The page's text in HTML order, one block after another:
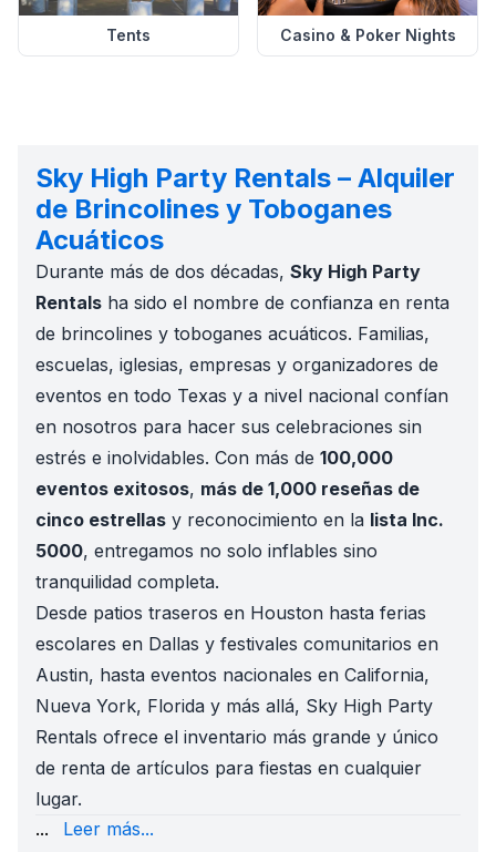
Tents Casino & Poker Nights
Sky High Party Rentals – Alquiler
de Brincolines y Toboganes
Acuáticos
Durante más de dos décadas, Sky High Party
Rentals ha sido el nombre de confianza en renta
de brincolines y toboganes acuáticos. Familias,
escuelas, iglesias, empresas y organizadores de
eventos en todo Texas y a nivel nacional confían
en nosotros para hacer sus celebraciones sin
estrés e inolvidables. Con más de 100,000
eventos exitosos, más de 1,000 reseñas de
cinco estrellas y reconocimiento en la lista Inc.
5000, entregamos no solo inflables sino
tranquilidad completa.
Desde patios traseros en Houston hasta ferias
escolares en Dallas y festivales comunitarios en
Austin, hasta eventos nacionales en California,
Nueva York, Florida y más allá, Sky High Party
Rentals ofrece el inventario más grande y único
de renta de artículos para fiestas en cualquier
lugar.
esperan una selección pequeña. Con Sky High
... Leer más...